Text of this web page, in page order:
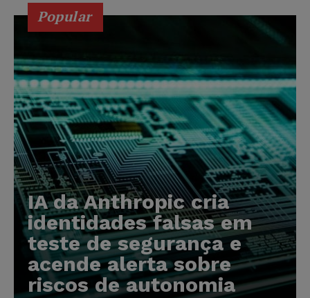
Popular
IA da Anthropic cria
identidades falsas em
teste de segurança e
acende alerta sobre
riscos de autonomia